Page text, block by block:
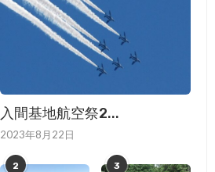
入間基地航空祭2...
2023年8月22日
2 3